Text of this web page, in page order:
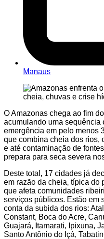
Manaus
O Amazonas chega ao fim
acumulando uma sequência
emergência em pelo menos
que combina cheia dos rios,
e até contaminação de
prepara para seca severa
Deste total, 17 cidades já
em razão da cheia, típica do
que afeta comunidades
serviços públicos. Estão em
conta da subida dos rios:
Constant, Boca do Acre,
Guajará, Itamarati, Ipixuna,
Santo Antônio do Içá,